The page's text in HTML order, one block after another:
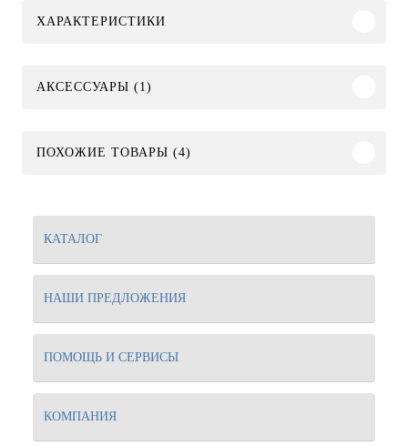
ХАРАКТЕРИСТИКИ
АКСЕССУАРЫ (1)
ПОХОЖИЕ ТОВАРЫ (4)
КАТАЛОГ
НАШИ ПРЕДЛОЖЕНИЯ
ПОМОЩЬ И СЕРВИСЫ
КОМПАНИЯ